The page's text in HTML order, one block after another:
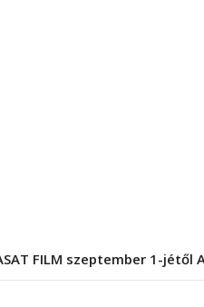
FILM szeptember 1-